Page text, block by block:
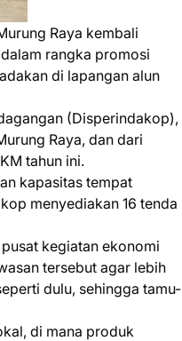
Raya kembali
rangka promosi
di lapangan alun
(Disperindakop),
Raya, dan dari
tahun ini.
kapasitas tempat
menyediakan 16 tenda
kegiatan ekonomi
tersebut agar lebih
dulu, sehingga tamu-
di mana produk